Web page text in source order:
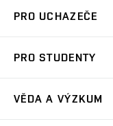
PRO UCHAZEČE
Přijímačky
PRO STUDENTY
VĚDA A VÝZKUM